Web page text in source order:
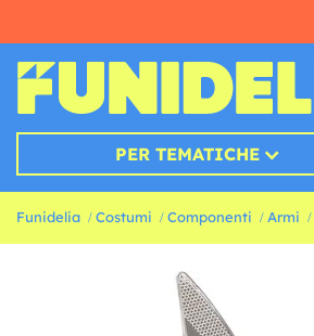
PER TEMATICHE
Funidelia Costumi Componenti Armi